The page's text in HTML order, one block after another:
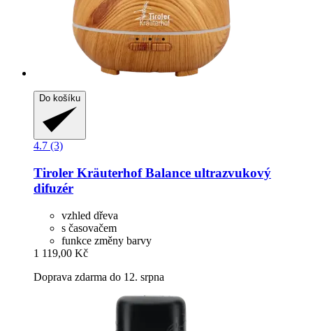
Do košíku
4.7 (3)
Tiroler KräuterhofBalance ultrazvukový
difuzér
vzhled dřeva
s časovačem
funkce změny barvy
1 119,00 Kč
Doprava zdarma do 12. srpna